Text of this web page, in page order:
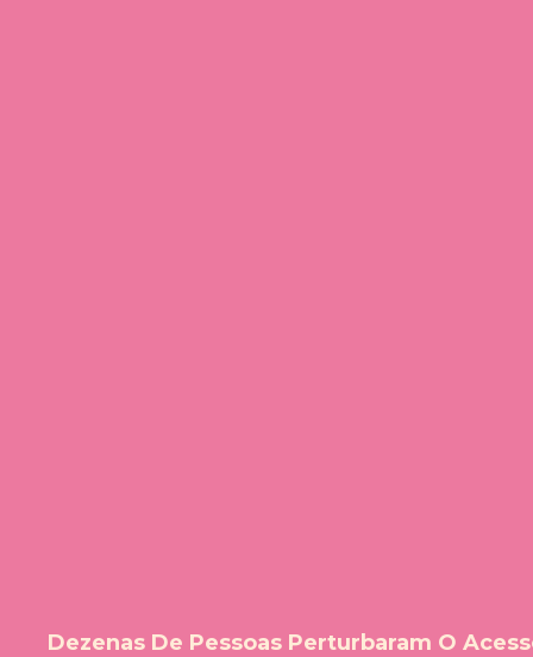
Dezenas De Pessoas Perturbaram O